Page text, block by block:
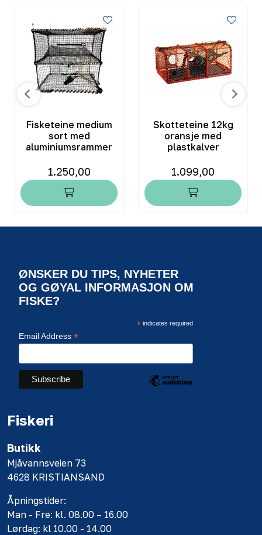
Fisketeine medium
sort med
aluminiumsrammer
1.250,00
Skotteteine 12kg
oransje med
plastkalver
1.099,00
ØNSKER DU TIPS, NYHETER
OG GØYAL INFORMASJON OM
FISKE?
*indicates required
Email Address *
Fiskeri
Butikk
Mjåvannsveien 73
4628 KRISTIANSAND
Åpningstider:
Man - Fre: kl. 08.00 – 16.00
Lørdag: kl 10.00 - 14.00